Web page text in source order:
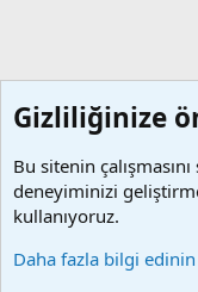
Gizliliğinize
Bu sitenin
deneyiminizi
kullanıyoruz.
Daha fazla bilgi edinin